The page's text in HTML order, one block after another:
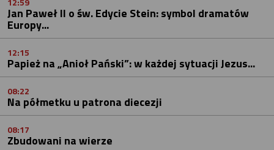
Jan Paweł II o św. Edycie Stein: symbol dramatów
Europy...
12:15
Papież na „Anioł Pański”: w każdej sytuacji Jezus...
08:22
Na półmetku u patrona diecezji
08:17
Zbudowani na wierze